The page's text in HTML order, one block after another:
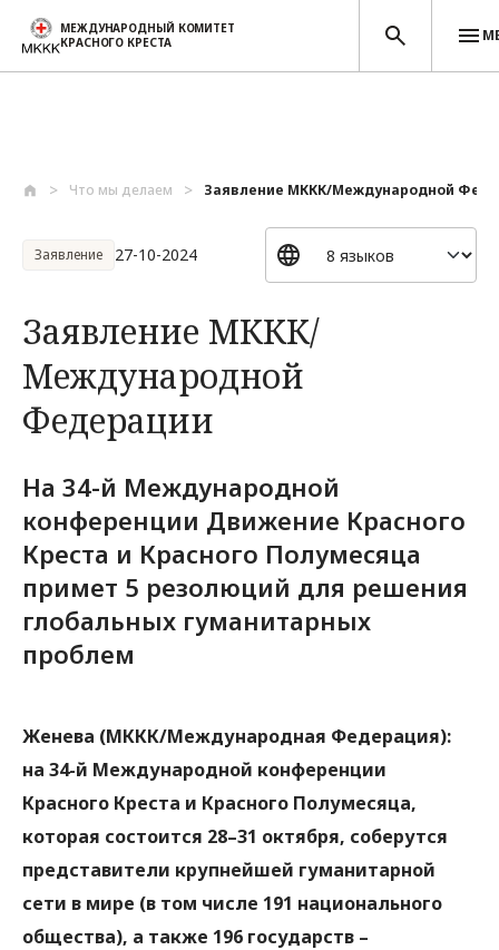
МЕЖДУНАРОДНЫЙ КОМИТЕТ
КРАСНОГО КРЕСТА
Что мы делаем Заявление МККК/Международной
Заявление 27-10-2024
Заявление МККК/
Международной
Федерации
На 34-й Международной
конференции Движение Красного
Креста и Красного Полумесяца
примет 5 резолюций для решения
глобальных гуманитарных
проблем
Женева (МККК/Международная Федерация):
на 34-й Международной конференции
Красного Креста и Красного Полумесяца,
которая состоится 28–31 октября, соберутся
представители крупнейшей гуманитарной
сети в мире (в том числе 191 национального
общества), а также 196 государств –